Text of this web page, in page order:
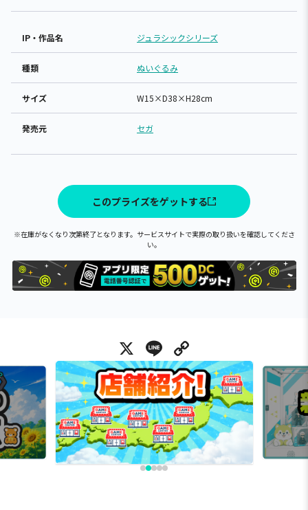
IP・作品名 ジュラシックシリーズ
種類 ぬいぐるみ
サイズ W15×D38×H28cm
発売元 セガ
このプライズをゲットする
※在庫がなくなり次第終了となります。サービスサイトで実際の取り扱いを確認してくださ
い。
X Line